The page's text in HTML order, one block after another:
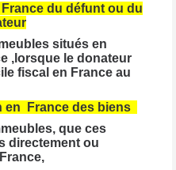
du défunt ou du
situés en
,lorsque le donateur
fiscal en France au
en France des biens
que ces
directement ou